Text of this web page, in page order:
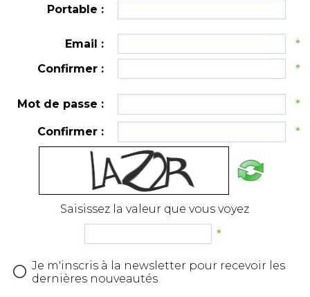
Portable :
Email :
*
Confirmer :
*
Mot de passe : *
Confirmer : *
Saisissez la valeur que vous voyez
*
Je m'inscris à la newsletter pour recevoir les
dernières nouveautés